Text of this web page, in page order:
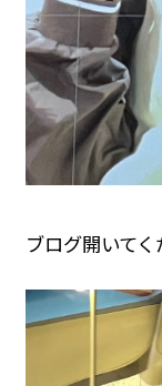
ブログ開いて